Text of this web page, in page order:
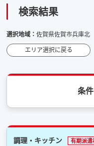
検索結果
選択地域：佐賀県佐賀市兵庫北
エリア選択に戻る
条
調理・キッチン 有期派